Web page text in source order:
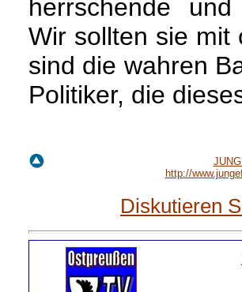
herrschende
Wir sollten sie mit
sind die wahren
Politiker, die
http://
Diskutieren